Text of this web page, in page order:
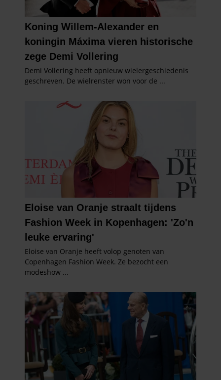
informatie die u aan ze heeft verstrekt of die ze hebben
verzameld op basis van uw gebruik van hun services. U
gaat akkoord met onze cookies als u onze website blijft
gebruiken.